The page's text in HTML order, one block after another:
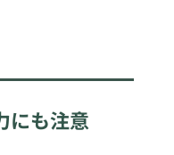
にも注意